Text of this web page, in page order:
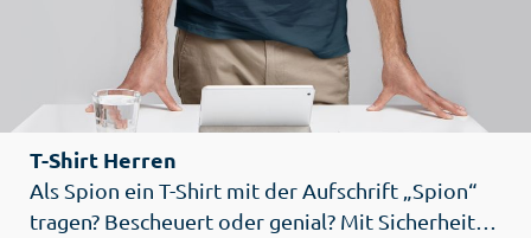
T-Shirt Herren
Als Spion ein T-Shirt mit der Aufschrift „Spion“
tragen? Bescheuert oder genial? Mit Sicherheit